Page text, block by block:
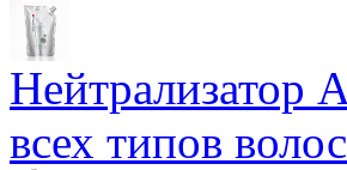
Нейтрализатор
всех типов волос